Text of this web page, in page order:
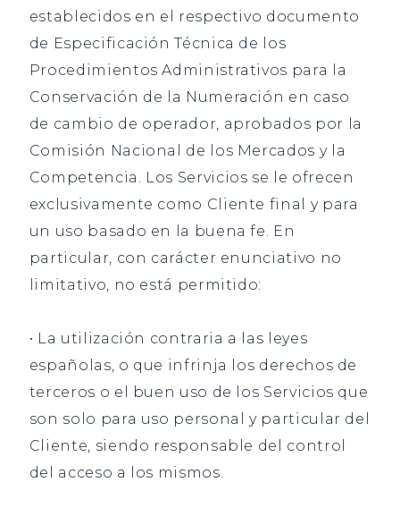
establecidos en el respectivo documento
de Especificación Técnica de los
Procedimientos Administrativos para la
Conservación de la Numeración en caso
de cambio de operador, aprobados por la
Comisión Nacional de los Mercados y la
Competencia. Los Servicios se le ofrecen
exclusivamente como Cliente final y para
un uso basado en la buena fe. En
particular, con carácter enunciativo no
limitativo, no está permitido:
• La utilización contraria a las leyes
españolas, o que infrinja los derechos de
terceros o el buen uso de los Servicios que
son solo para uso personal y particular del
Cliente, siendo responsable del control
del acceso a los mismos.